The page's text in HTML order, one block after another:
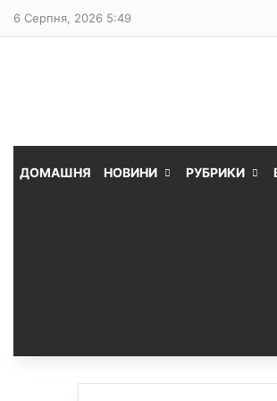
6 Серпня, 2026 5:49
ДОМАШНЯ НОВИНИ РУБРИКИ